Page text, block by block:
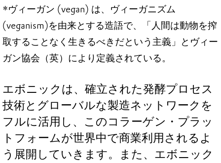
*ヴィーガン (vegan) は、ヴィーガニズム
(veganism)を由来とする造語で、「人間は動物を搾
取することなく生きるべきだという主義」とヴィー
ガン協会（英）により定義されている。
エボニックは、確立された発酵プロセス
技術とグローバルな製造ネットワークを
フルに活用し、このコラーゲン・プラッ
トフォームが世界中で商業利用されるよ
う展開していきます。また、エボニック